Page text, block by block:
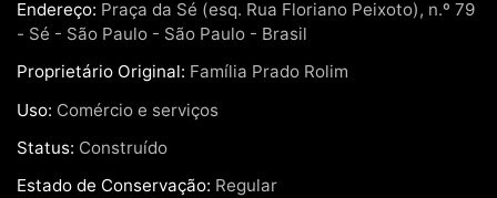
Endereço: Praça da Sé (esq. Rua Floriano Peixoto), n.º 79
- Sé - São Paulo - São Paulo - Brasil
Proprietário Original: Família Prado Rolim
Uso: Comércio e serviços
Status: Construído
Estado de Conservação: Regular